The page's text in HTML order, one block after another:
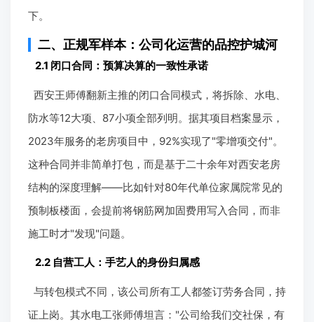
下。
二、正规军样本：公司化运营的品控护城河
2.1 闭口合同：预算决算的一致性承诺
西安王师傅翻新主推的闭口合同模式，将拆除、水电、
防水等12大项、87小项全部列明。据其项目档案显示，
2023年服务的老房项目中，92%实现了"零增项交付"。
这种合同并非简单打包，而是基于二十余年对西安老房
结构的深度理解——比如针对80年代单位家属院常见的
预制板楼面，会提前将钢筋网加固费用写入合同，而非
施工时才"发现"问题。
2.2 自营工人：手艺人的身份归属感
与转包模式不同，该公司所有工人都签订劳务合同，持
证上岗。其水电工张师傅坦言："公司给我们交社保，有